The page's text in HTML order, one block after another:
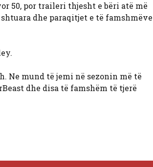
50, por traileri thjesht e bëri atë më
dhe paraqitjet e të famshmëve
Ne mund të jemi në sezonin më të
dhe disa të famshëm të tjerë